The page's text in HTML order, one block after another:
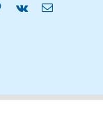
Pinterest
Vk Email